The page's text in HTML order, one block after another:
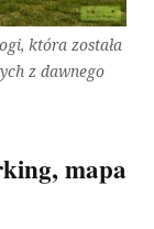
która została
z dawnego
mapa